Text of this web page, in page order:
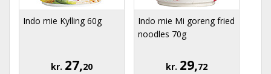
Indo mie Kylling 60g
kr. 27,20
Indo mie Mi goreng fried
noodles 70g
kr. 29,72